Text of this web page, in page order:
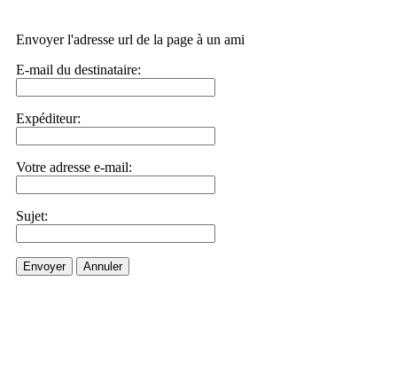
Envoyer l'adresse url de la page à un ami
E-mail du destinataire:
Expéditeur:
Votre adresse e-mail:
Sujet:
Envoyer Annuler